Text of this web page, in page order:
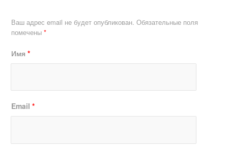
Ваш адрес email не будет опубликован. Обязательные поля
помечены*
Имя*
Email*